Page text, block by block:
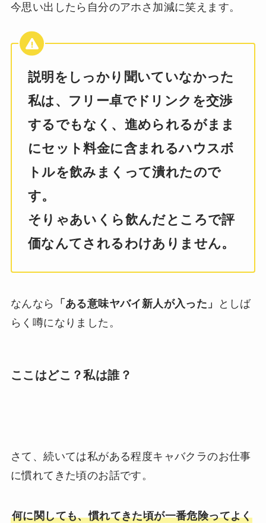
今思い出したら自分のアホさ加減に笑えます。
説明をしっかり聞いていなかった
私は、フリー卓でドリンクを交渉
するでもなく、進められるがまま
にセット料金に含まれるハウスボ
トルを飲みまくって潰れたので
す。
そりゃあいくら飲んだところで評
価なんてされるわけありません。
なんなら 「ある意味ヤバイ新人が入った」
としば
らく噂になりました。
ここはどこ？私は誰？
さて、続いては私がある程度キャバクラのお仕事
に慣れてきた頃のお話です。
何に関しても、慣れてきた頃が一番危険ってよく